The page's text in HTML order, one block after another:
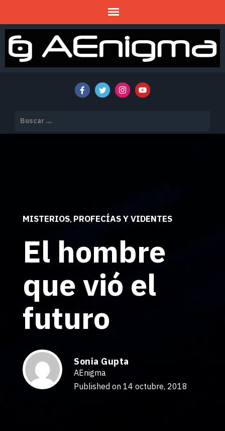
MISTERIOS, PROFECÍAS Y VIDENTES
El hombre
que vió el
futuro
Sonia Gupta
AEnigma
Published on 14 octubre, 2018